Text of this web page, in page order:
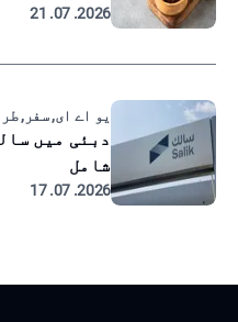
2026. 07. 21
یو اے ای, سفر,
شامل
2026. 07. 17